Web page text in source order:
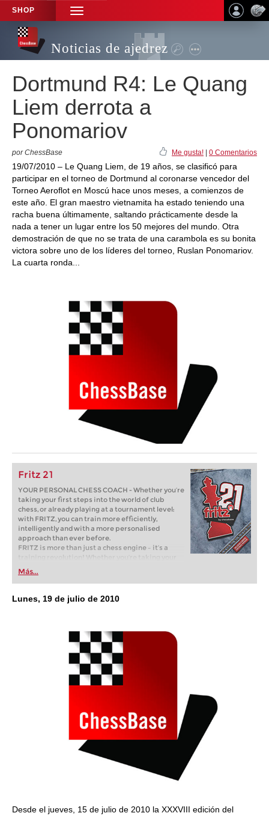
SHOP
TOGGLE
NAVIGATION
Noticias de ajedrez
Dortmund R4: Le Quang
Liem derrota a
Ponomariov
por ChessBase Me gusta! 0 Comentarios
19/07/2010 – Le Quang Liem, de 19 años, se clasificó para
participar en el torneo de Dortmund al coronarse vencedor del
Torneo Aeroflot en Moscú hace unos meses, a comienzos de
este año. El gran maestro vietnamita ha estado teniendo una
racha buena últimamente, saltando prácticamente desde la
nada a tener un lugar entre los 50 mejores del mundo. Otra
demostración de que no se trata de una carambola es su bonita
victora sobre uno de los líderes del torneo, Ruslan Ponomariov.
La cuarta ronda...
Fritz 21
YOUR PERSONAL CHESS COACH - Whether you’re
taking your first steps into the world of club
chess, or already playing at a tournament level:
with FRITZ, you can train more efficiently,
intelligently and with a more personalised
approach than ever before.
FRITZ is more than just a chess engine – it’s a
training revolution! Whether you’re taking your
first steps into the world of club chess, or already
playing at a tournament level: with FRITZ, you can
train more efficiently, intelligently and with a
more personalised approach than ever before.
Más...
Lunes, 19 de julio de 2010
Desde el jueves, 15 de julio de 2010 la XXXVIII edición del